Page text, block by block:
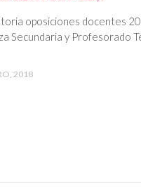
oposiciones docentes
Secundaria y Profesorado
2018